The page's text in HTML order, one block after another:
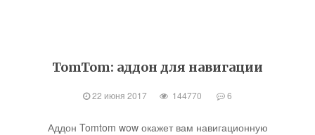
TomTom: аддон для навигации
22 июня 2017 144770 6
Аддон Tomtom wow окажет вам навигационную